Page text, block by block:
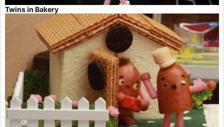
Twins in Bakery